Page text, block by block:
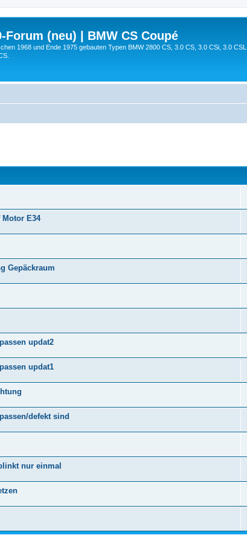
Forum (neu) | BMW CS Coupé
1968 und Ende 1975 gebauten Typen BMW 2800 CS, 3.0 CS, 3.0 CSi, 3.0
E34
Gepäckraum
updat2
updat1
defekt sind
nur einmal